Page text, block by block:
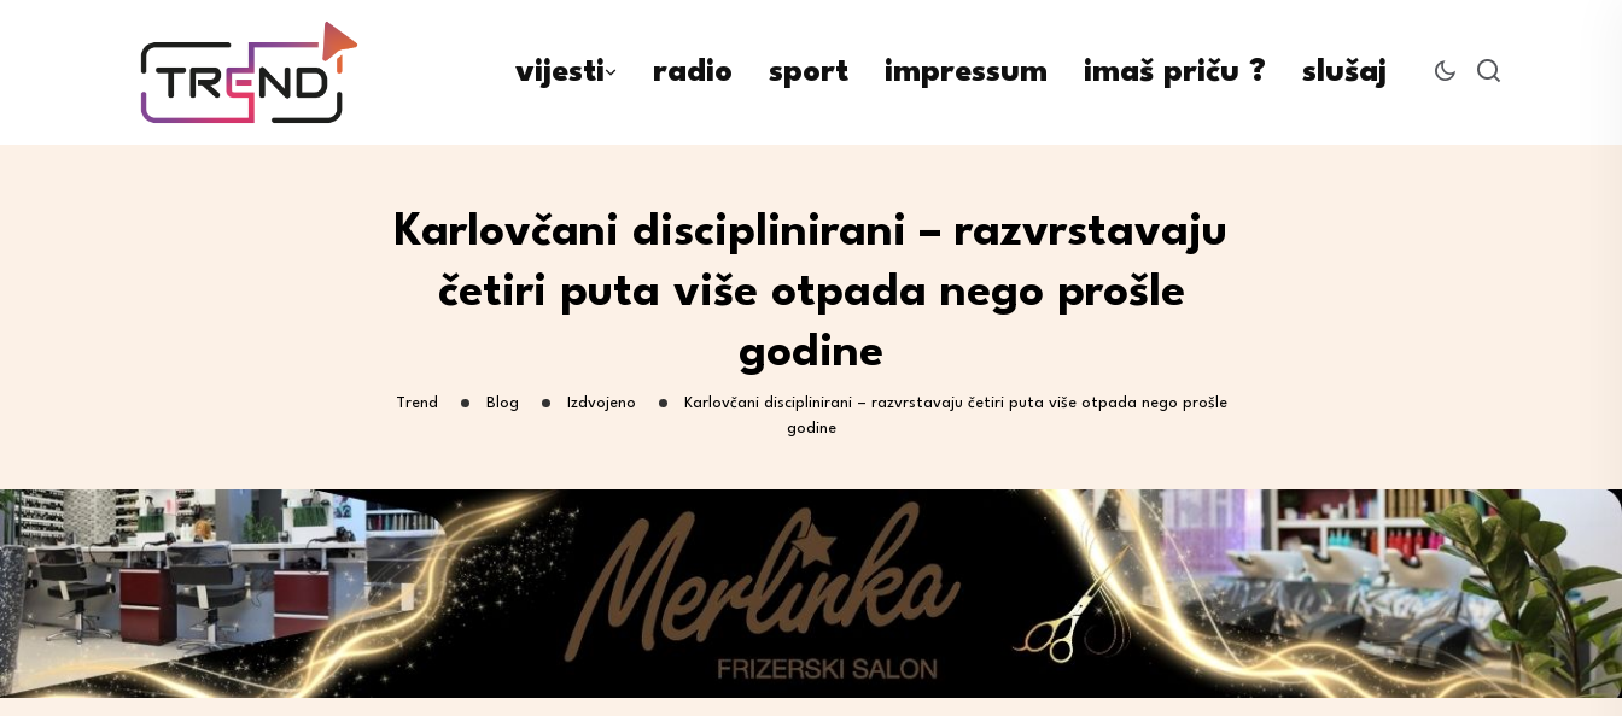
vijesti radio sport impressum imaš priču ? slušaj
Karlovčani disciplinirani – razvrstavaju
četiri puta više otpada nego prošle
godine
Trend Blog Izdvojeno
Karlovčani disciplinirani – razvrstavaju četiri puta više otpada nego prošle
godine